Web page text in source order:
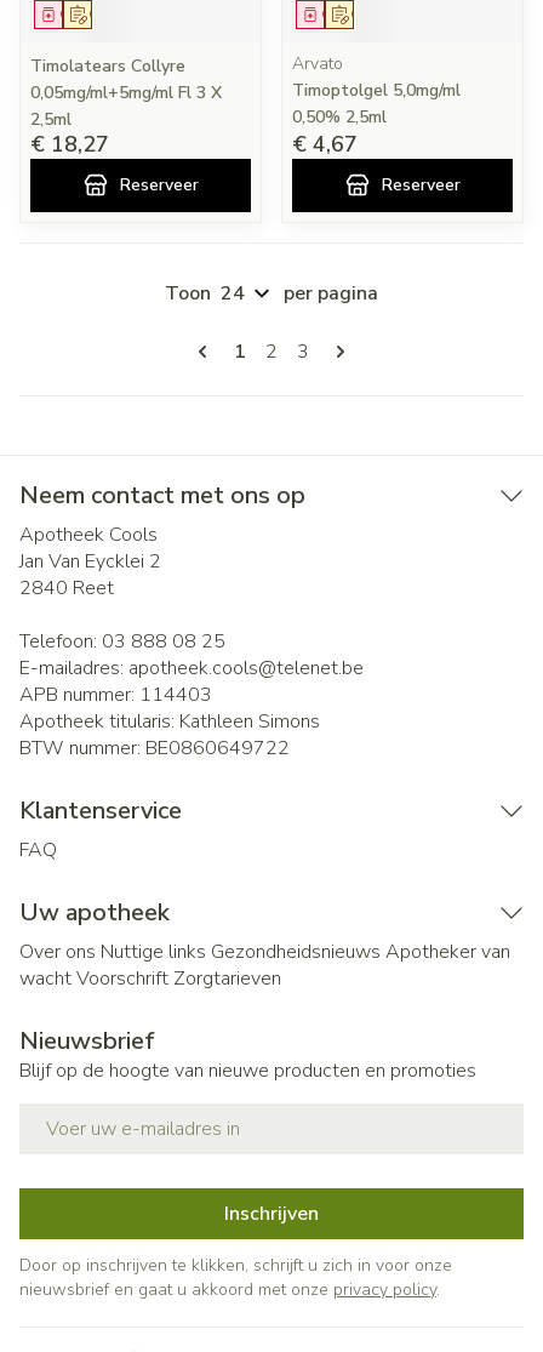
Op voorschrift
Geneesmiddel
Timolatears Collyre
0,05mg/ml+5mg/ml Fl 3 X
2,5ml
€ 18,27
Reserveer
Op voorschrift
Geneesmiddel
Arvato
Timoptolgel 5,0mg/ml
0,50% 2,5ml
€ 4,67
Reserveer
Pagina's
U lees momenteel pagina
1 Pagina
2 Pagina
3
Toon per pagina
Neem contact met ons op
Apotheek Cools
Jan Van Eycklei 2
2840 Reet
Telefoon: 03 888 08 25
E-mailadres: apotheek.cools@telenet.be
APB nummer: 114403
Apotheek titularis: Kathleen Simons
BTW nummer: BE0860649722
Klantenservice
FAQ
Uw apotheek
Over ons Nuttige links Gezondheidsnieuws Apotheker van
wachtVoorschrift Zorgtarieven
Nieuwsbrief
Blijf op de hoogte van nieuwe producten en promoties
Inschrijven
Door op inschrijven te klikken, schrijft u zich in voor onze
nieuwsbrief en gaat u akkoord met onze privacy policy.